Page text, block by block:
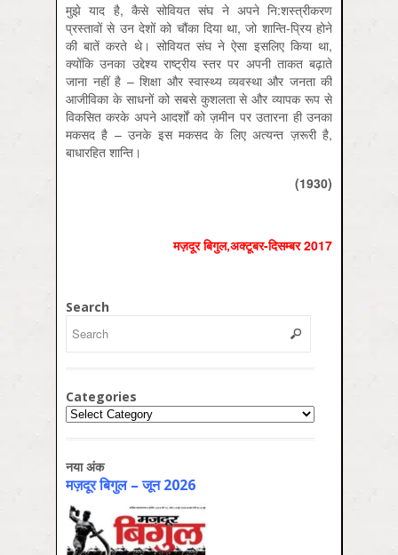
मुझे याद है, कैसे सोवियत संघ ने अपने नि:शस्त्रीकरण
प्रस्तावों से उन देशों को चौंका दिया था, जो शान्ति-प्रिय होने
की बातें करते थे। सोवियत संघ ने ऐसा इसलिए किया था,
क्योंकि उनका उद्देश्य राष्ट्रीय स्तर पर अपनी ताकत बढ़ाते
जाना नहीं है – शिक्षा और स्वास्थ्य व्यवस्था और जनता की
आजीविका के साधनों को सबसे कुशलता से और व्यापक रूप से
विकसित करके अपने आदर्शों को ज़मीन पर उतारना ही उनका
मकसद है – उनके इस मकसद के लिए अत्यन्त ज़रूरी है,
बाधारहित शान्ति।
(1930)
मज़दूर बिगुल,अक्‍टूबर-दिसम्‍बर 2017
Search
Categories
Categories
नया अंक
मज़दूर बिगुल – जून 2026